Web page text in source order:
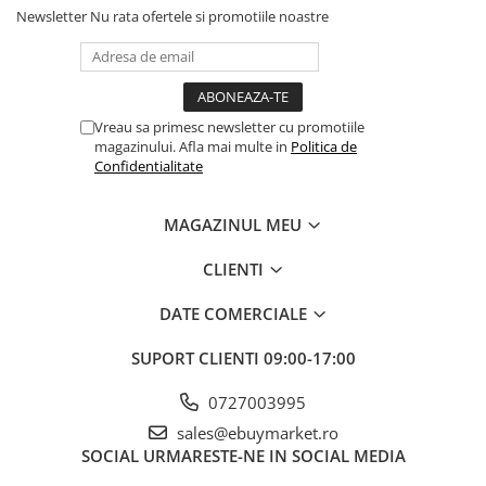
Banda adeziva
Fete Masa si Perdele Franjurate
Lumanari si Toppere
Seturi si Arcade Baloane
Articole Craciun Bucatarie
Decoratiune Muzicala Craciun
Balonul se livreaza neumflat.
Setul contine un pai transparent pentru umflare balonului
Poate fi umflat cu aer sau heliu.
Pentru a prelungi durata de viața a balonului, evita expunerea
directa la soare, aer condiționat, ger sau alte condiții extreme.
Alege baloanele pentru a transforma orice eveniment într-o
Newsletter Nu rata ofertele si promotiile noastre
Vreau sa primesc newsletter cu promotiile
magazinului. Afla mai multe in Politica de
Confidentialitate
MAGAZINUL MEU
CLIENTI
DATE COMERCIALE
SUPORT CLIENTI 09:00-17:00
0727003995
sales@ebuymarket.ro
SOCIAL URMARESTE-NE IN SOCIAL MEDIA